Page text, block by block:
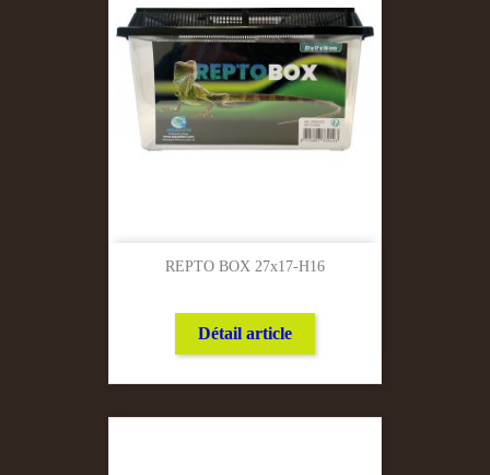
REPTO BOX 27x17-H16
Détail article